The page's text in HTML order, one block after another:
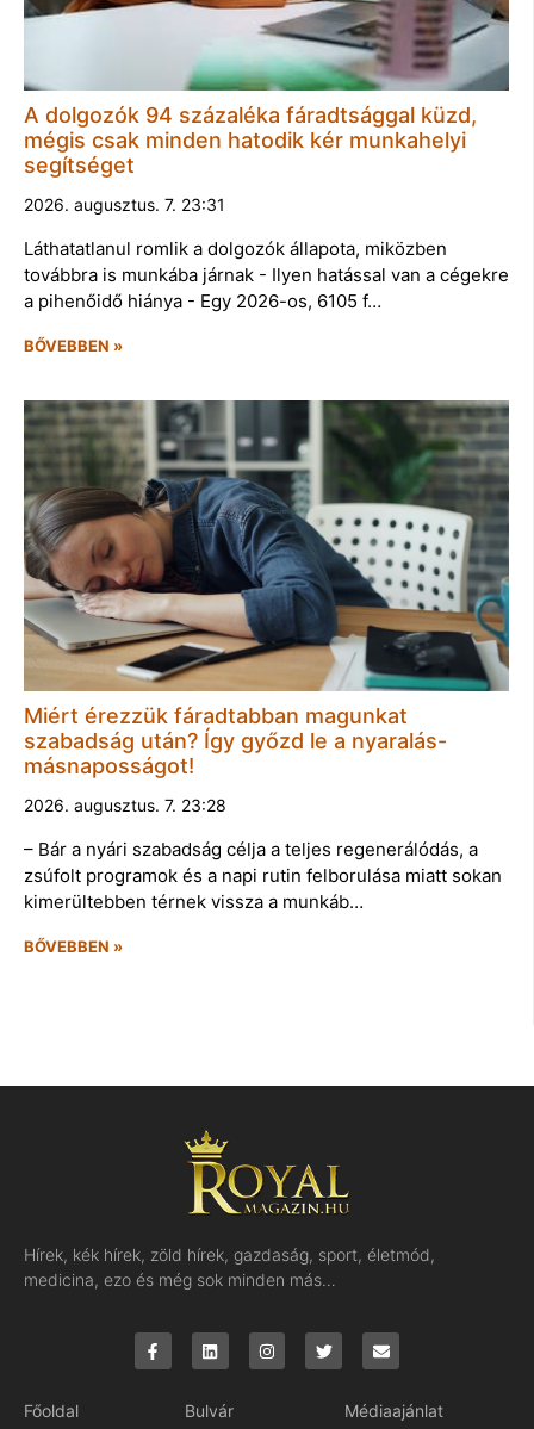
A dolgozók 94 százaléka fáradtsággal küzd,
mégis csak minden hatodik kér munkahelyi
segítséget
2026. augusztus. 7. 23:31
Láthatatlanul romlik a dolgozók állapota, miközben
továbbra is munkába járnak - Ilyen hatással van a cégekre
a pihenőidő hiánya - Egy 2026-os, 6105 f…
BŐVEBBEN »
Miért érezzük fáradtabban magunkat
szabadság után? Így győzd le a nyaralás-
másnaposságot!
2026. augusztus. 7. 23:28
– Bár a nyári szabadság célja a teljes regenerálódás, a
zsúfolt programok és a napi rutin felborulása miatt sokan
kimerültebben térnek vissza a munkáb…
BŐVEBBEN »
Hírek, kék hírek, zöld hírek, gazdaság, sport, életmód,
medicina, ezo és még sok minden más…
Főoldal Bulvár Médiaajánlat